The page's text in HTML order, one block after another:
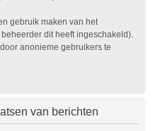
gebruik maken van het
dit heeft ingeschakeld).
anonieme gebruikers te
van berichten